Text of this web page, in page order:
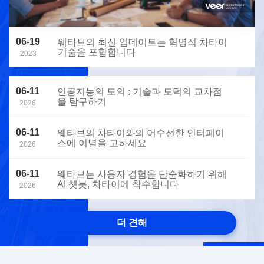
06-19
2023
웨타브의 최신 업데이트는 혁명적 차타이
기술을 포함합니다
06-11
2026
인공지능의 도의 : 기술과 도덕의 교차점
을 탐구하기
06-11
2026
웨타브의 차타이와의 어수선한 인터페이
스에 이별을 고하세요
06-11
2026
웨타브는 사용자 경험을 단순화하기 위해
AI 챗봇, 차타이에 착수합니다
더 견해